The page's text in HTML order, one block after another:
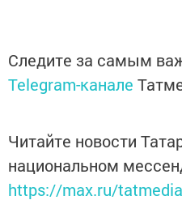
Следите за самым
Telegram-канале
Читайте новости
национальном
https://max.ru/tatmedia